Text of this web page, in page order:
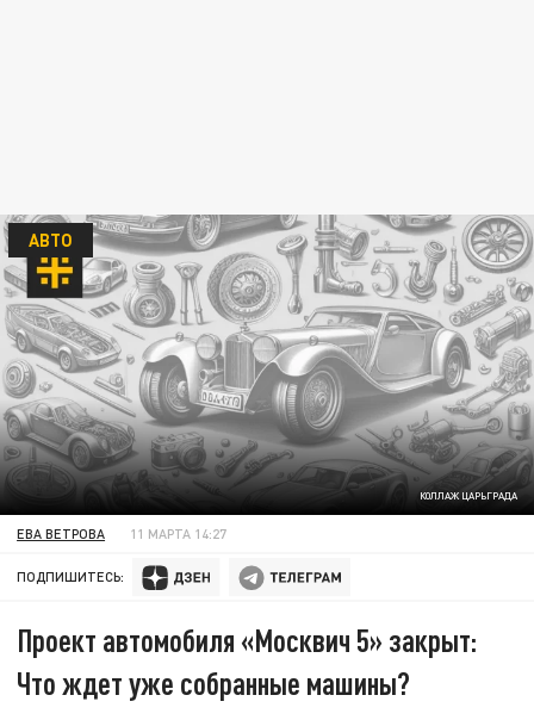
КОЛЛАЖ ЦАРЬГРАДА
АВТО
ЕВА ВЕТРОВА 11 МАРТА 14:27
ПОДПИШИТЕСЬ:
Проект автомобиля «Москвич 5» закрыт:
Что ждет уже собранные машины?